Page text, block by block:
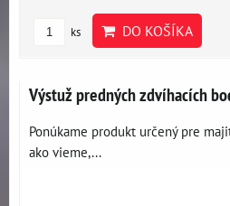
ks DO KOŠÍKA
Výstuž predných zdvíhacích
Ponúkame produkt určený pre
ako vieme,...